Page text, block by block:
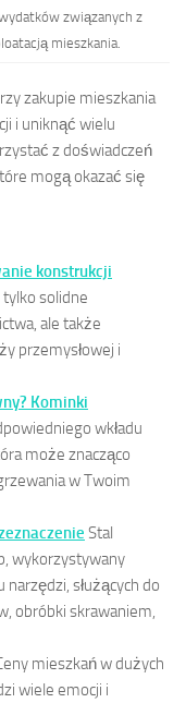
związanych z
mieszkania.
zakupie mieszkania
i uniknąć wielu
z doświadczeń
mogą okazać się
konstrukcji
solidne
ale także
przemysłowej i
Kominki
wkładu
może znacząco
w Twoim
Stal
wykorzystywany
służących do
obróbki skrawaniem,
mieszkań w dużych
wiele emocji i